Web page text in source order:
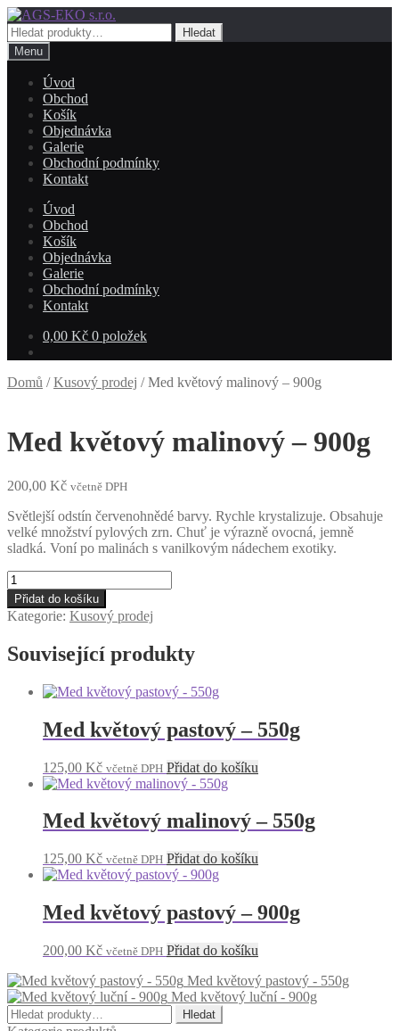
Přeskočit
na
navigaci
Přejít
k
obsahu
webu
Hledat:
Hledat
Menu
Úvod
Obchod
Košík
Objednávka
Galerie
Obchodní podmínky
Kontakt
Úvod
Obchod
Košík
Objednávka
Galerie
Obchodní podmínky
Kontakt
0,00 Kč 0 položek
Domů /Kusový prodej /Med květový malinový – 900g
Med květový malinový – 900g
200,00 Kč včetně DPH
Světlejší odstín červenohnědé barvy. Rychle krystalizuje. Obsahuje
velké množství pylových zrn. Chuť je výrazně ovocná, jemně
sladká. Voní po malinách s vanilkovým nádechem exotiky.
Med
květový
malinový
-
množství
Přidat do košíku
Kategorie: Kusový prodej
Související produkty
Med květový pastový – 550g
125,00 Kč včetně DPH Přidat do košíku
Med květový malinový – 550g
125,00 Kč včetně DPH Přidat do košíku
Med květový pastový – 900g
200,00 Kč včetně DPH Přidat do košíku
Med květový pastový - 550g
Med květový luční - 900g
Hledat:
Hledat